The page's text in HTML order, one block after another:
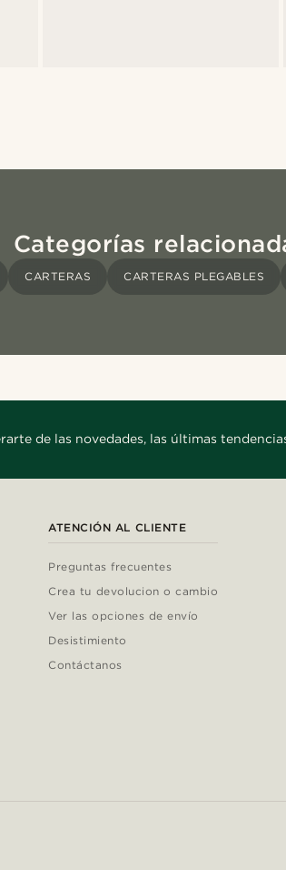
Categorías
CARTERAS CARTERAS PLEGABLES
de las novedades, las últimas
ATENCIÓN AL CLIENTE
Preguntas frecuentes
Crea tu devolucion o cambio
Ver las opciones de envío
Desistimiento
Contáctanos